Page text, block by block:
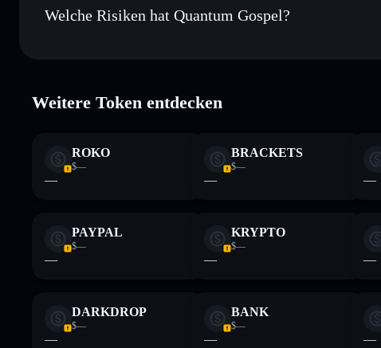
Welche Risiken hat Quantum Gospel?
Weitere Token entdecken
ROKO
$—
—
BRACKETS
$—
— —
PAYPAL
$—
—
KRYPTO
$—
— —
DARKDROP
$—
—
BANK
$—
— —